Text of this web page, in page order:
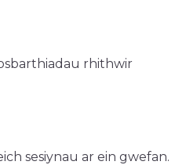
rhithwir
sesiynau ar ein gwefan.